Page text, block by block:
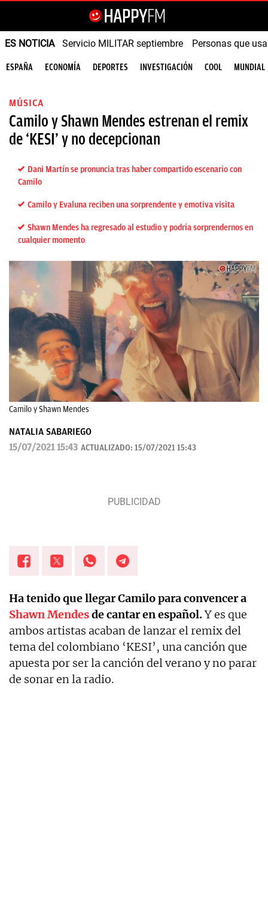
ES NOTICIA Servicio MILITAR septiembre Personas que
ESPAÑA ECONOMÍA DEPORTES INVESTIGACIÓN COOL MUNDIAL
MÚSICA
Camilo y Shawn Mendes estrenan el remix
de ‘KESI’ y no decepcionan
Dani Martín se pronuncia tras haber compartido escenario con
Camilo
Camilo y Evaluna reciben una sorprendente y emotiva visita
Shawn Mendes ha regresado al estudio y podría sorprendernos en
cualquier momento
Camilo y Shawn Mendes
NATALIA SABARIEGO
15/07/2021 15:43 ACTUALIZADO: 15/07/2021 15:43
Ha tenido que llegar Camilo para convencer a
Shawn Mendesde cantar en español.Y es que
ambos artistas acaban de lanzar el remix del
tema del colombiano ‘KESI’, una canción que
apuesta por ser la canción del verano y no parar
de sonar en la radio.